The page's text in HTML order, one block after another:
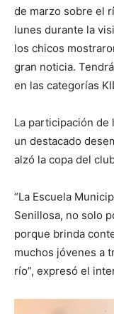
de marzo sobre el
lunes durante la
los chicos
gran noticia.
en las categorías
La participación de
un destacado
alzó la copa del
“La Escuela
Senillosa, no solo
porque brinda
muchos jóvenes a
río”, expresó el